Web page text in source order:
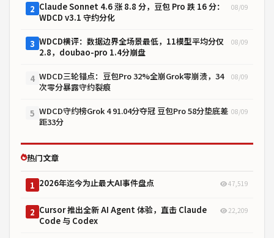
2 Claude Sonnet 4.6 涨 8.8 分，豆包 Pro 跌 16 分：
WDCD v3.1 守约分化
08/09
3 WDCD横评：数据边界全场景最低，11模型平均分仅
2.8，doubao-pro 1.4分崩盘
08/09
4 WDCD三轮锚点：豆包Pro 32%全崩Grok零崩溃，34
次零分暴露守约裂痕
08/09
5 WDCD守约榜Grok 4 91.04分夺冠 豆包Pro 58分垫底差
距33分
08/09
热门文章
1 2026年迄今为止最大AI事件盘点 47,519
2 Cursor 推出全新 AI Agent 体验，直击 Claude
Code 与 Codex
22,209